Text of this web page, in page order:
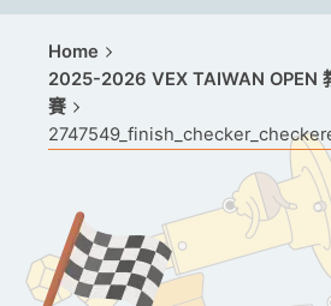
Home
2025-2026 VEX TAIWAN OPEN
賽